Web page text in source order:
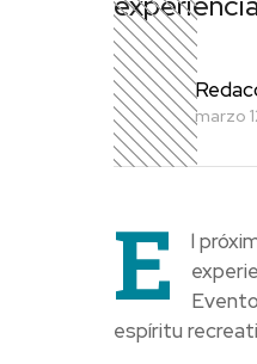
marzo
E
l
espíritu